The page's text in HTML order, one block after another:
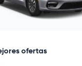
ofertas